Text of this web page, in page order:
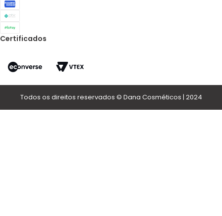
Certificados
Todos os direitos reservados © Dana Cosméticos | 2024